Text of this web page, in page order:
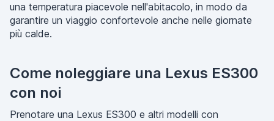
una temperatura piacevole nell'abitacolo, in modo da
garantire un viaggio confortevole anche nelle giornate
più calde.
Come noleggiare una Lexus ES300
con noi
Prenotare una Lexus ES300 e altri modelli con